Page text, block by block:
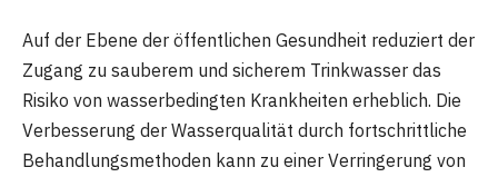
Auf der Ebene der öffentlichen Gesundheit reduziert der
Zugang zu sauberem und sicherem Trinkwasser das
Risiko von wasserbedingten Krankheiten erheblich. Die
Verbesserung der Wasserqualität durch fortschrittliche
Behandlungsmethoden kann zu einer Verringerung von